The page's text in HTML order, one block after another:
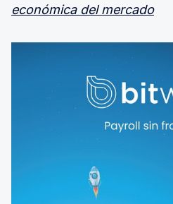
económica del mercado